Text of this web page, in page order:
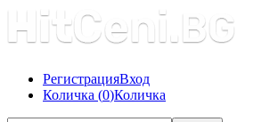
РегистрацияВход
Количка (0)Количка